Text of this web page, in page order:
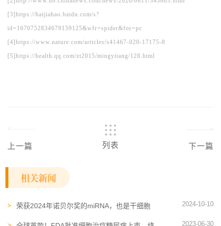
[3]https://baijiahao.baidu.com/s?
id=1670752834679159125&wfr=spider&for=pc
[4]https://www.nature.com/articles/s41467-020-17175-8
[5]https://health.qq.com/zt2015/mingyitang/128.html
上一篇 列表 下一篇
相关新闻
荣获2024年诺贝尔奖的miRNA，也是干细胞
2024-10-10
2023-06-30